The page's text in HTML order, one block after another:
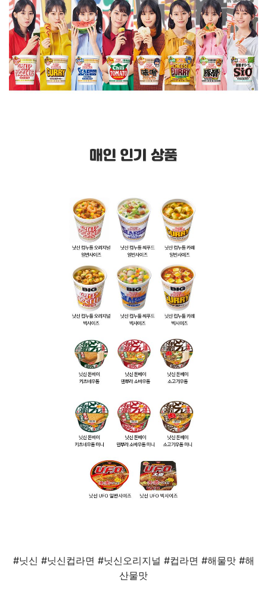
#닛신 #닛신컵라면 #닛신오리지널 #컵라면 #해물맛 #해
산물맛